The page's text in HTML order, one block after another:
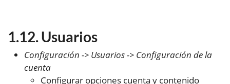
Usuarios
Configuración -> Usuarios -> Configuración de la
cuenta
Configurar opciones cuenta y contenido